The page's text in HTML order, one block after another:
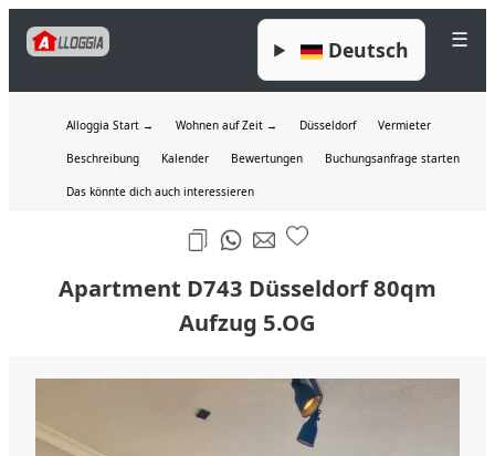
☰
Deutsch
Alloggia Start → Wohnen auf Zeit → Düsseldorf Vermieter
Beschreibung Kalender Bewertungen Buchungsanfrage starten
Das könnte dich auch interessieren
Apartment D743 Düsseldorf 80qm
Aufzug 5.OG